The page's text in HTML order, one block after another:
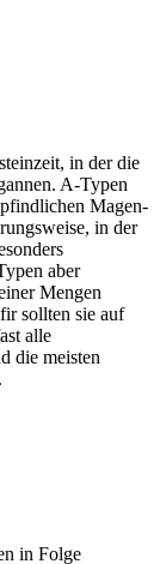
in der die
A-Typen
Magen-
in der
aber
Mengen
sollten sie auf
alle
die meisten
in Folge